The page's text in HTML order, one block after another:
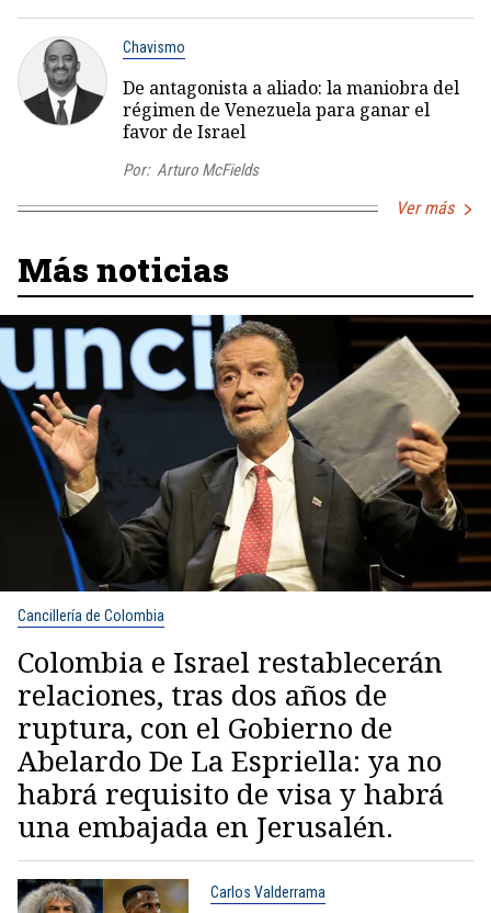
Chavismo
De antagonista a aliado: la maniobra del
régimen de Venezuela para ganar el
favor de Israel
Por: Arturo McFields
Ver más
Más noticias
Cancillería de Colombia
Colombia e Israel restablecerán
relaciones, tras dos años de
ruptura, con el Gobierno de
Abelardo De La Espriella: ya no
habrá requisito de visa y habrá
una embajada en Jerusalén.
Carlos Valderrama